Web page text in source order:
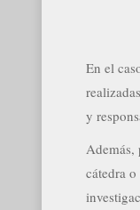
En el
y
Además,
cátedra